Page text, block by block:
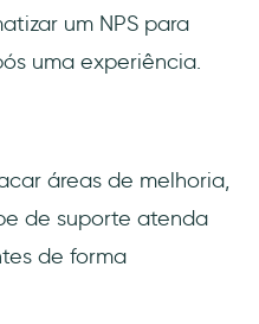
um NPS para
uma experiência.
áreas de melhoria,
de suporte atenda
de forma